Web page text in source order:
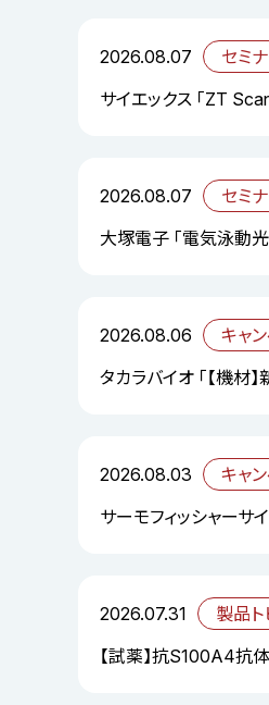
2026.08.07 セミ
サイエックス 「ZT
2026.08.07 セミ
大塚電子 「電気泳動
2026.08.06 キャ
タカラバイオ 「【機材
2026.08.03 キャ
サーモフィッシャーサ
2026.07.31
製品ト
【試薬】抗S100A4抗